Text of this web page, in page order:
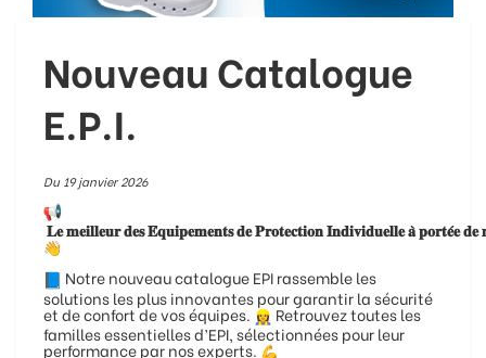
Nouveau Catalogue
E.P.I.
Du 19 janvier 2026
𝐋𝐞 𝐦𝐞𝐢𝐥𝐥𝐞𝐮𝐫 𝐝𝐞𝐬 𝐄́𝐪𝐮𝐢𝐩𝐞𝐦𝐞𝐧𝐭𝐬 𝐝𝐞 𝐏𝐫𝐨𝐭𝐞𝐜𝐭𝐢𝐨𝐧 𝐈𝐧𝐝𝐢𝐯𝐢𝐝𝐮𝐞𝐥𝐥𝐞 𝐚̀ 𝐩𝐨𝐫𝐭𝐞́𝐞
Notre nouveau catalogue EPI rassemble les
solutions les plus innovantes pour garantir la sécurité
et de confort de vos équipes.
Retrouvez toutes les
familles essentielles d’EPI, sélectionnées pour leur
performance par nos experts.